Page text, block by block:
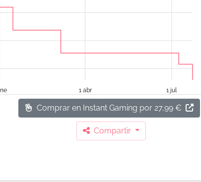
1 abr 1 jul
Comprar en Instant Gaming por 27,99 €
Compartir